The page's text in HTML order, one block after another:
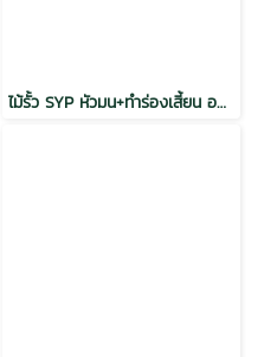
ไม้รั้ว SYP หัวมน+ทำร่องเสี้ยน อบ Thermo Teak Grade Natural